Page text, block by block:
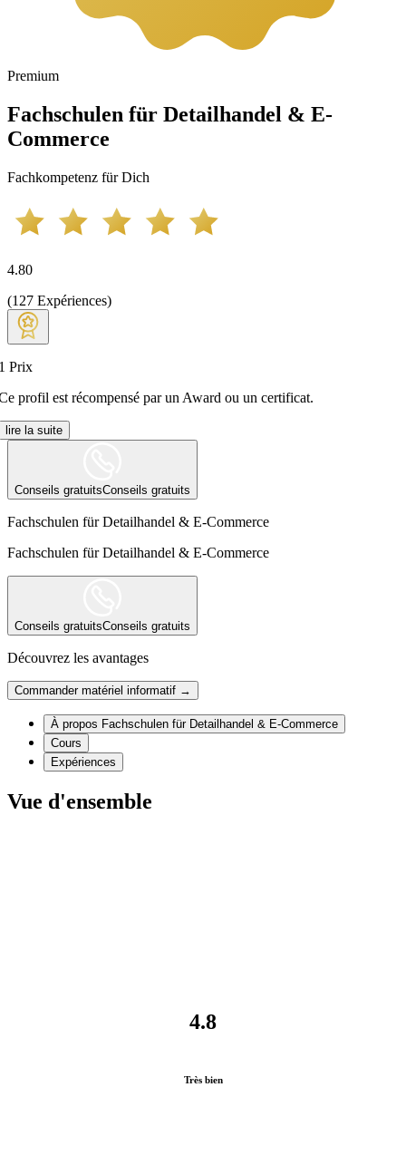
Premium
Fachschulen für Detailhandel & E-
Commerce
Fachkompetenz für Dich
4.80
(127 Expériences)
Prix
profil est récompensé par un Award ou un certificat.
lire la suite
Conseils gratuitsConseils gratuits
Fachschulen für Detailhandel & E-Commerce
Fachschulen für Detailhandel & E-Commerce
Conseils gratuitsConseils gratuits
Découvrez les avantages
Commander matériel informatif →
À propos Fachschulen für Detailhandel & E-Commerce
Cours
Expériences
Vue d'ensemble
4.8
Très bien